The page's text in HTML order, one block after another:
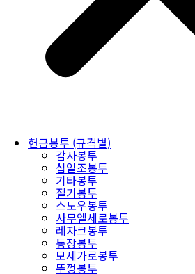
헌금봉투 (규격별)
감사봉투
십일조봉투
기타봉투
절기봉투
스노우봉투
사무엘세로봉투
레자크봉투
통장봉투
모세가로봉투
뚜껑봉투